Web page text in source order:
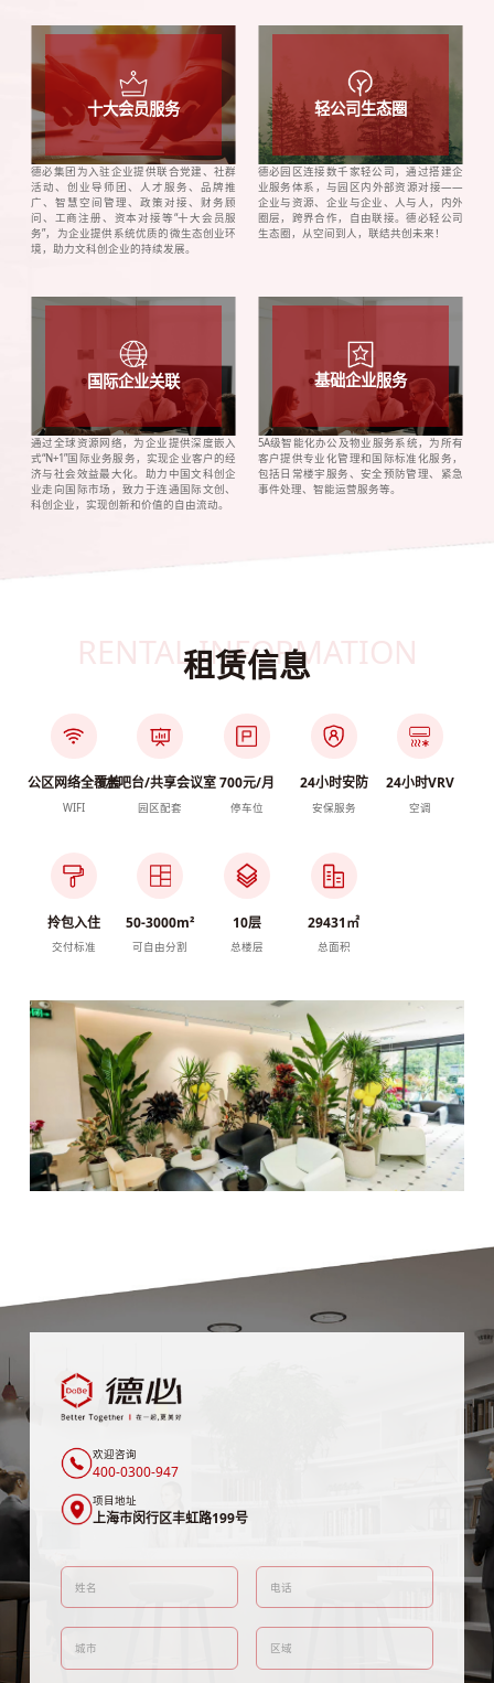
十大会员服务
德必集团为入驻企业提供联合党建、社群
活动、创业导师团、人才服务、品牌推
广、智慧空间管理、政策对接、财务顾
问、工商注册、资本对接等“十大会员服
务”，为企业提供系统优质的微生态创业环
境，助力文科创企业的持续发展。
轻公司生态圈
德必园区连接数千家轻公司，通过搭建企
业服务体系，与园区内外部资源对接——
企业与资源、企业与企业、人与人，内外
圈层，跨界合作，自由联接。德必轻公司
生态圈，从空间到人，联结共创未来！
国际企业关联
通过全球资源网络，为企业提供深度嵌入
式“N+1”国际业务服务，实现企业客户的经
济与社会效益最大化。助力中国文科创企
业走向国际市场，致力于连通国际文创、
科创企业，实现创新和价值的自由流动。
基础企业服务
5A级智能化办公及物业服务系统，为所有
客户提供专业化管理和国际标准化服务，
包括日常楼宇服务、安全预防管理、紧急
事件处理、智能运营服务等。
RENTAL INFORMATION
租赁信息
公区网络全覆盖
WIFI
水吧台/共享会议室
园区配套
700元/月
停车位
24小时安防
安保服务
24小时VRV
空调
拎包入住
交付标准
50-3000m²
可自由分割
10层
总楼层
29431㎡
总面积
欢迎咨询
400-0300-947
项目地址
上海市闵行区丰虹路199号